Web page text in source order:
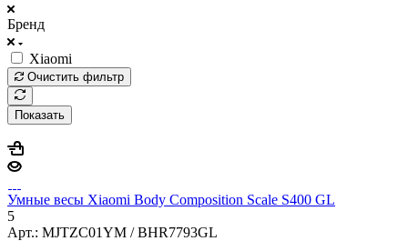
Бренд
Xiaomi
Очистить фильтр
Показать
Умные весы Xiaomi Body Composition Scale S400 GL
5
Арт.: MJTZC01YM / BHR7793GL